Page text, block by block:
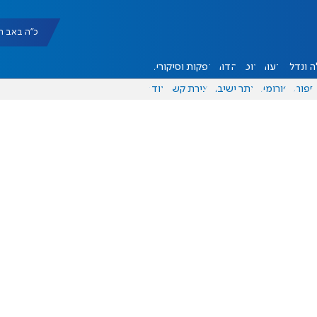
כ"ה באב תשפ"ו
ונדל"ן דעות אוכל יהדות הפקות וסיקורים
ספורט פורומים אתר ישיבה יצירת קשר עוד